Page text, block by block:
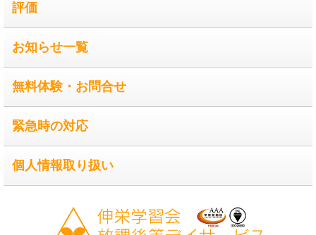
評価
お知らせ一覧
無料体験・お問合せ
緊急時の対応
個人情報取り扱い